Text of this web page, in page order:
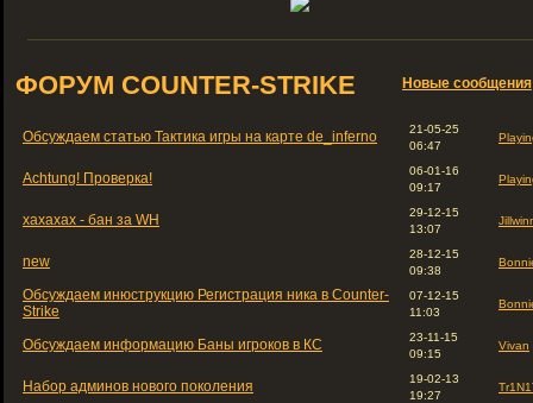
Новые сообщения
ФОРУМ COUNTER-STRIKE
Обсуждаем статью Тактика игры на карте de_inferno
21-05-25
06:47
Achtung! Проверка!
06-01-16
09:17
хахахах - бан за WH
29-12-15
13:07
new
28-12-15
09:38
Обсуждаем инюструкцию Регистрация ника в Counter-
Strike
07-12-15
11:03
Обсуждаем информацию Баны игроков в КС
23-11-15
09:15
Vivan
Набор админов нового поколения
19-02-13
19:27